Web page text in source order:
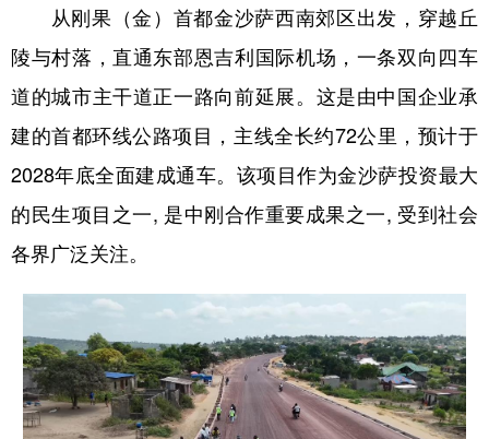
文化产业
地方频道
北京 天津 河北 山西
辽宁 吉林 上海 江苏
四川 贵州 云南 西藏
陕西 甘肃 青海 宁夏
从刚果（金）首都金沙萨西南郊区出发，穿越丘
陵与村落，直通东部恩吉利国际机场，一条双向四车
道的城市主干道正一路向前延展。这是由中国企业承
建的首都环线公路项目，主线全长约72公里，预计于
2028年底全面建成通车。该项目作为金沙萨投资最大
的民生项目之一, 是中刚合作重要成果之一, 受到社会
各界广泛关注。